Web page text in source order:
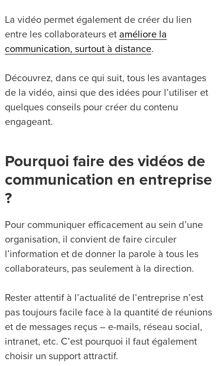
La vidéo permet également de créer du lien
entre les collaborateurs et améliore la
communication, surtout à distance.
Découvrez, dans ce qui suit, tous les avantages
de la vidéo, ainsi que des idées pour l’utiliser et
quelques conseils pour créer du contenu
engageant.
Pourquoi faire des vidéos de
communication en entreprise
?
Pour communiquer efficacement au sein d’une
organisation, il convient de faire circuler
l’information et de donner la parole à tous les
collaborateurs, pas seulement à la direction.
Rester attentif à l’actualité de l’entreprise n’est
pas toujours facile face à la quantité de réunions
et de messages reçus – e-mails, réseau social,
intranet, etc. C’est pourquoi il faut également
choisir un support attractif.